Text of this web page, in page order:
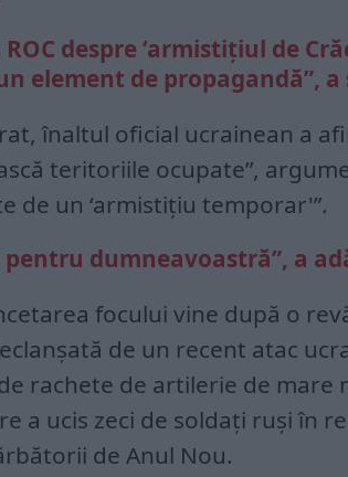
despre ‘armistițiul de
element de propagandă”, a
înaltul oficial ucrainean a
teritoriile ocupate”,
de un ‘armistițiu temporar'”.
dumneavoastră”, a
focului vine după o
de un recent atac
rachete de artilerie de mare
a ucis zeci de soldați ruși în
de Anul Nou.